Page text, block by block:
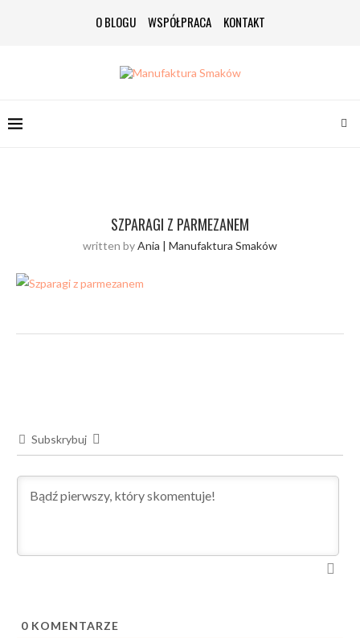
O BLOGU WSPÓŁPRACA KONTAKT
SZPARAGI Z PARMEZANEM
written byAnia | Manufaktura Smaków
Subskrybuj
0 KOMENTARZE